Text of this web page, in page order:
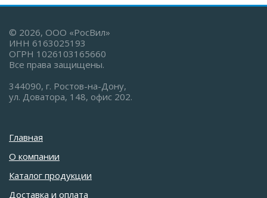
© 2026, ООО «РосВил»
ИНН 6163025193
ОГРН 1026103165660
Все права защищены.
344090, г. Ростов-на-Дону,
ул. Доватора, 148, офис 202.
Главная
О компании
Каталог продукции
Доставка и оплата